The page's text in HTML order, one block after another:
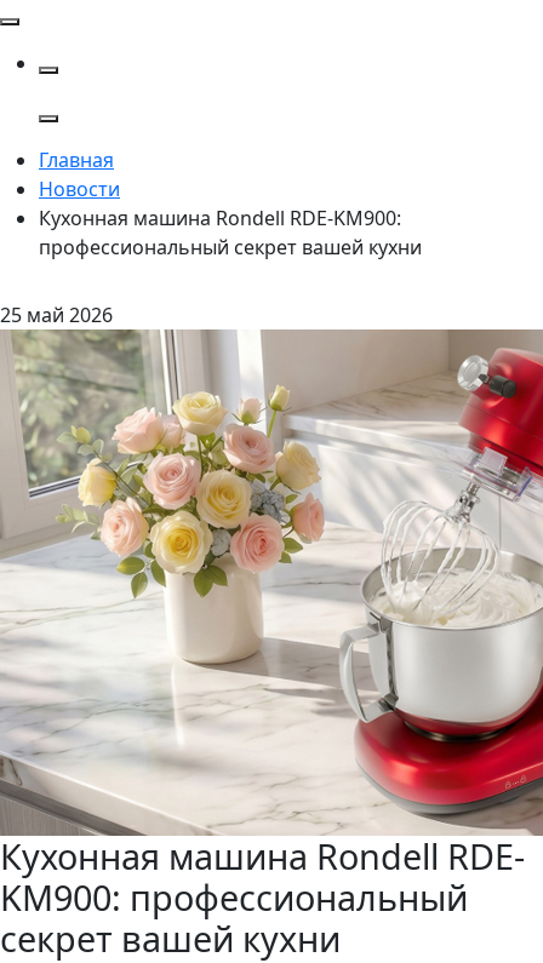
Главная
Новости
Кухонная машина Rondell RDE-KM900:
профессиональный секрет вашей кухни
25 май 2026
Кухонная машина Rondell RDE-
KM900: профессиональный
секрет вашей кухни